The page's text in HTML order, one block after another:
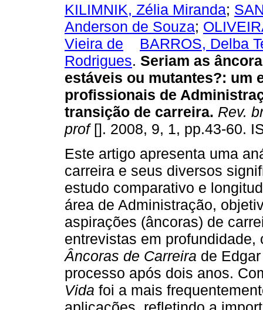
KILIMNIK, Zélia Miranda;
Anderson de Souza;
Vieira de
BARROS, Delba
Rodrigues. Seriam as
estáveis ou mutantes?: um
profissionais de
transição de carreira. Rev.
prof[]. 2008, 9, 1, pp.43-60.
Este artigo apresenta uma
carreira e seus diversos
estudo comparativo e
área de Administração,
aspirações (âncoras) de
entrevistas em
Âncoras de Carreira de
processo após dois anos.
Vida foi a mais